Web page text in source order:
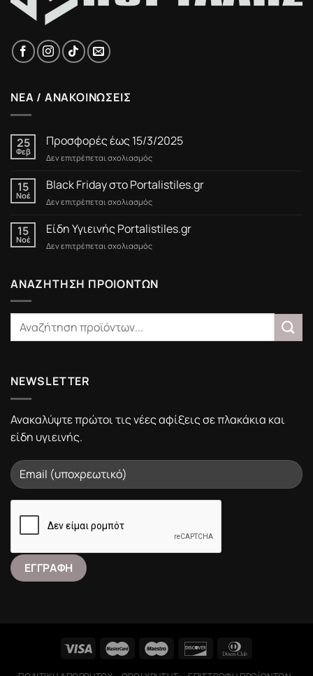
ΝΕΑ / ΑΝΑΚΟΙΝΩΣΕΙΣ
25
Φεβ
Προσφορές έως 15/3/2025
Δεν επιτρέπεται σχολιασμόςστο
έως
15/3/2025
15
Νοέ
Black Friday στο Portalistiles.gr
Δεν επιτρέπεται σχολιασμόςστο
Friday
στο
Portalistiles.gr
15
Νοέ
Είδη Υγιεινής Portalistiles.gr
Δεν επιτρέπεται σχολιασμόςστο
Portalistiles.gr
ΑΝΑΖΗΤΗΣΗ ΠΡΟΙΟΝΤΩΝ
NEWSLETTER
Ανακαλύψτε πρώτοι τις νέες αφίξεις σε πλακάκια και
είδη υγιεινής.